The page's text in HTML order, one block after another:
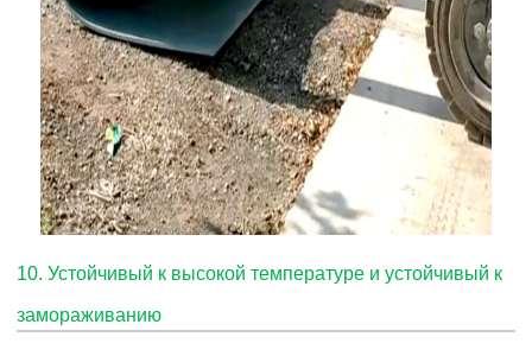
10. Устойчивый к высокой температуре и устойчивый к
замораживанию